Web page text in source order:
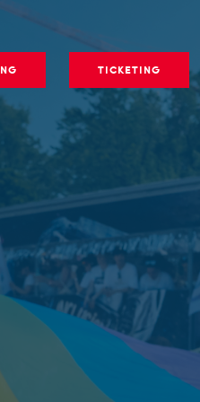
TICKETING